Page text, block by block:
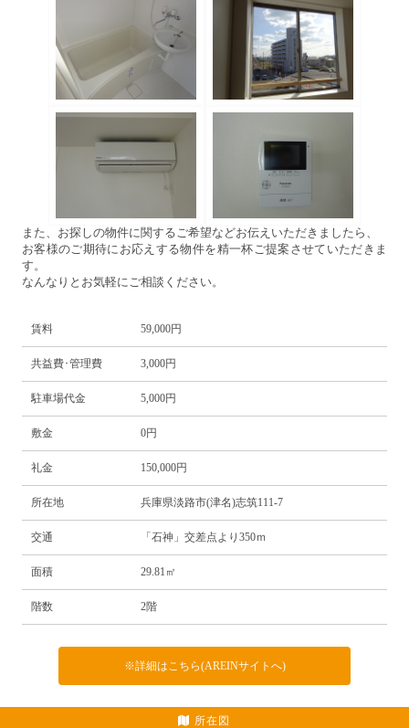
また、お探しの物件に関するご希望などお伝えいただきましたら、
お客様のご期待にお応えする物件を精一杯ご提案させていただきま
す。
なんなりとお気軽にご相談ください。
賃料 59,000円
共益費･管理費 3,000円
駐車場代金 5,000円
敷金 0円
礼金 150,000円
所在地 兵庫県淡路市(津名)志筑111-7
交通 「石神」交差点より350ｍ
面積 29.81㎡
階数 2階
※詳細はこちら(AREINサイトへ)
所在図